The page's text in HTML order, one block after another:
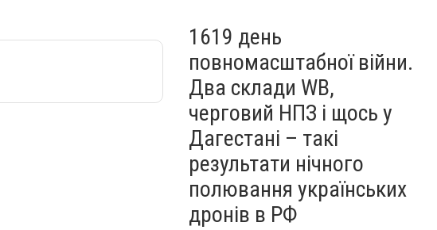
1619 день
повномасштабної війни.
Два склади WB,
черговий НПЗ і щось у
Дагестані – такі
результати нічного
полювання українських
дронів в РФ